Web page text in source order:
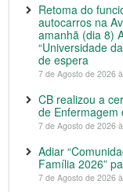
Retoma do
autocarros na
amanhã (dia 8)
“Universidade
de espera
7 de Agosto de 2026
CB realizou a
de Enfermagem
7 de Agosto de 2026
Adiar
Família 2026”
7 de Agosto de 2026